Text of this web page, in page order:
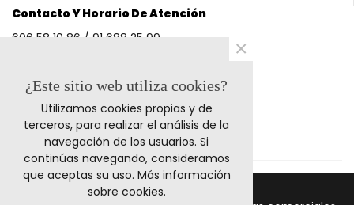
Contacto Y Horario De Atención
606 58 10 86 / 91 688 25 99
Métodos De Pago
¿Este sitio web utiliza cookies?
Utilizamos cookies propias y de
terceros, para realizar el análisis de la
navegación de los usuarios. Si
continúas navegando, consideramos
que aceptas su uso. Más información
sobre cookies.
×